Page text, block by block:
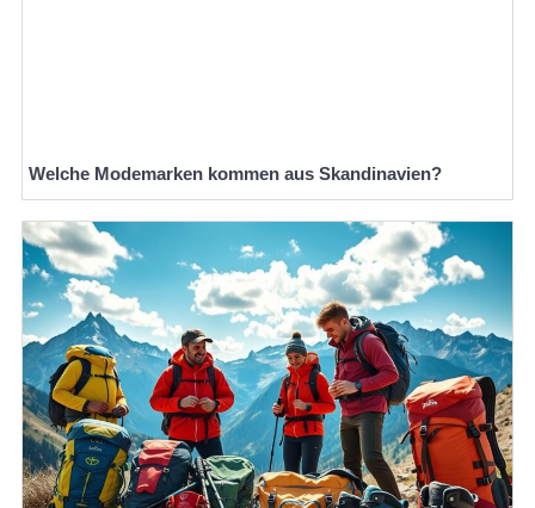
Welche Modemarken kommen aus Skandinavien?